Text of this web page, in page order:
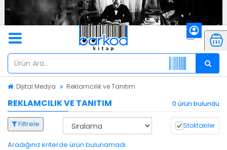
Dijital Medya Reklamcılık ve Tanıtım
REKLAMCILIK VE TANITIM 0 ürün bulundu
Filtrele Stoktakiler
Aradığınız kriterde ürün bulunamadı